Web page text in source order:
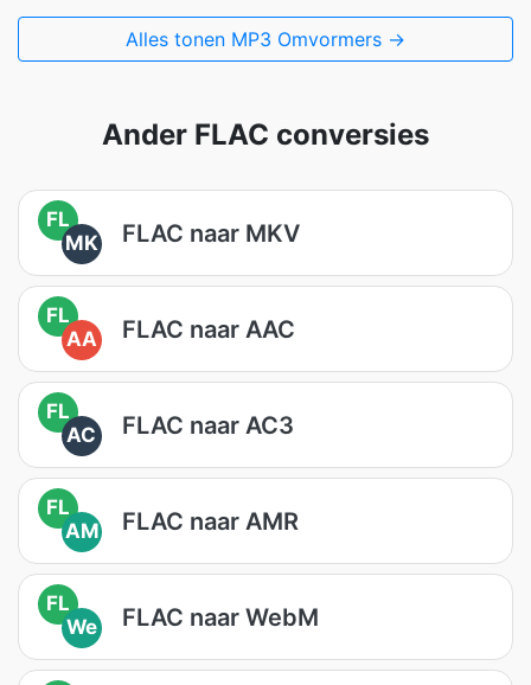
Alles tonen MP3 Omvormers →
Ander FLAC conversies
FL
MK
FLAC naar MKV
FL
AA
FLAC naar AAC
FL
AC
FLAC naar AC3
FL
AM
FLAC naar AMR
FL
We
FLAC naar WebM